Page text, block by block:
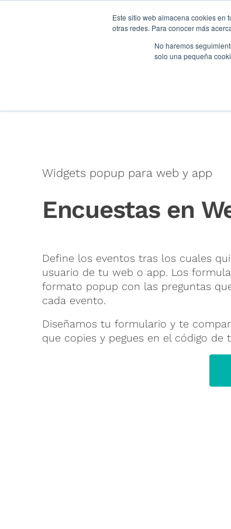
Este sitio web almacena cookies en
otras redes. Para conocer más
No haremos
solo una pequeña
Widgets popup para web y app
Encuestas en
Define los eventos tras los cuales
usuario de tu web o app. Los
formato popup con las preguntas
cada evento.
Diseñamos tu formulario y te
que copies y pegues en el código de